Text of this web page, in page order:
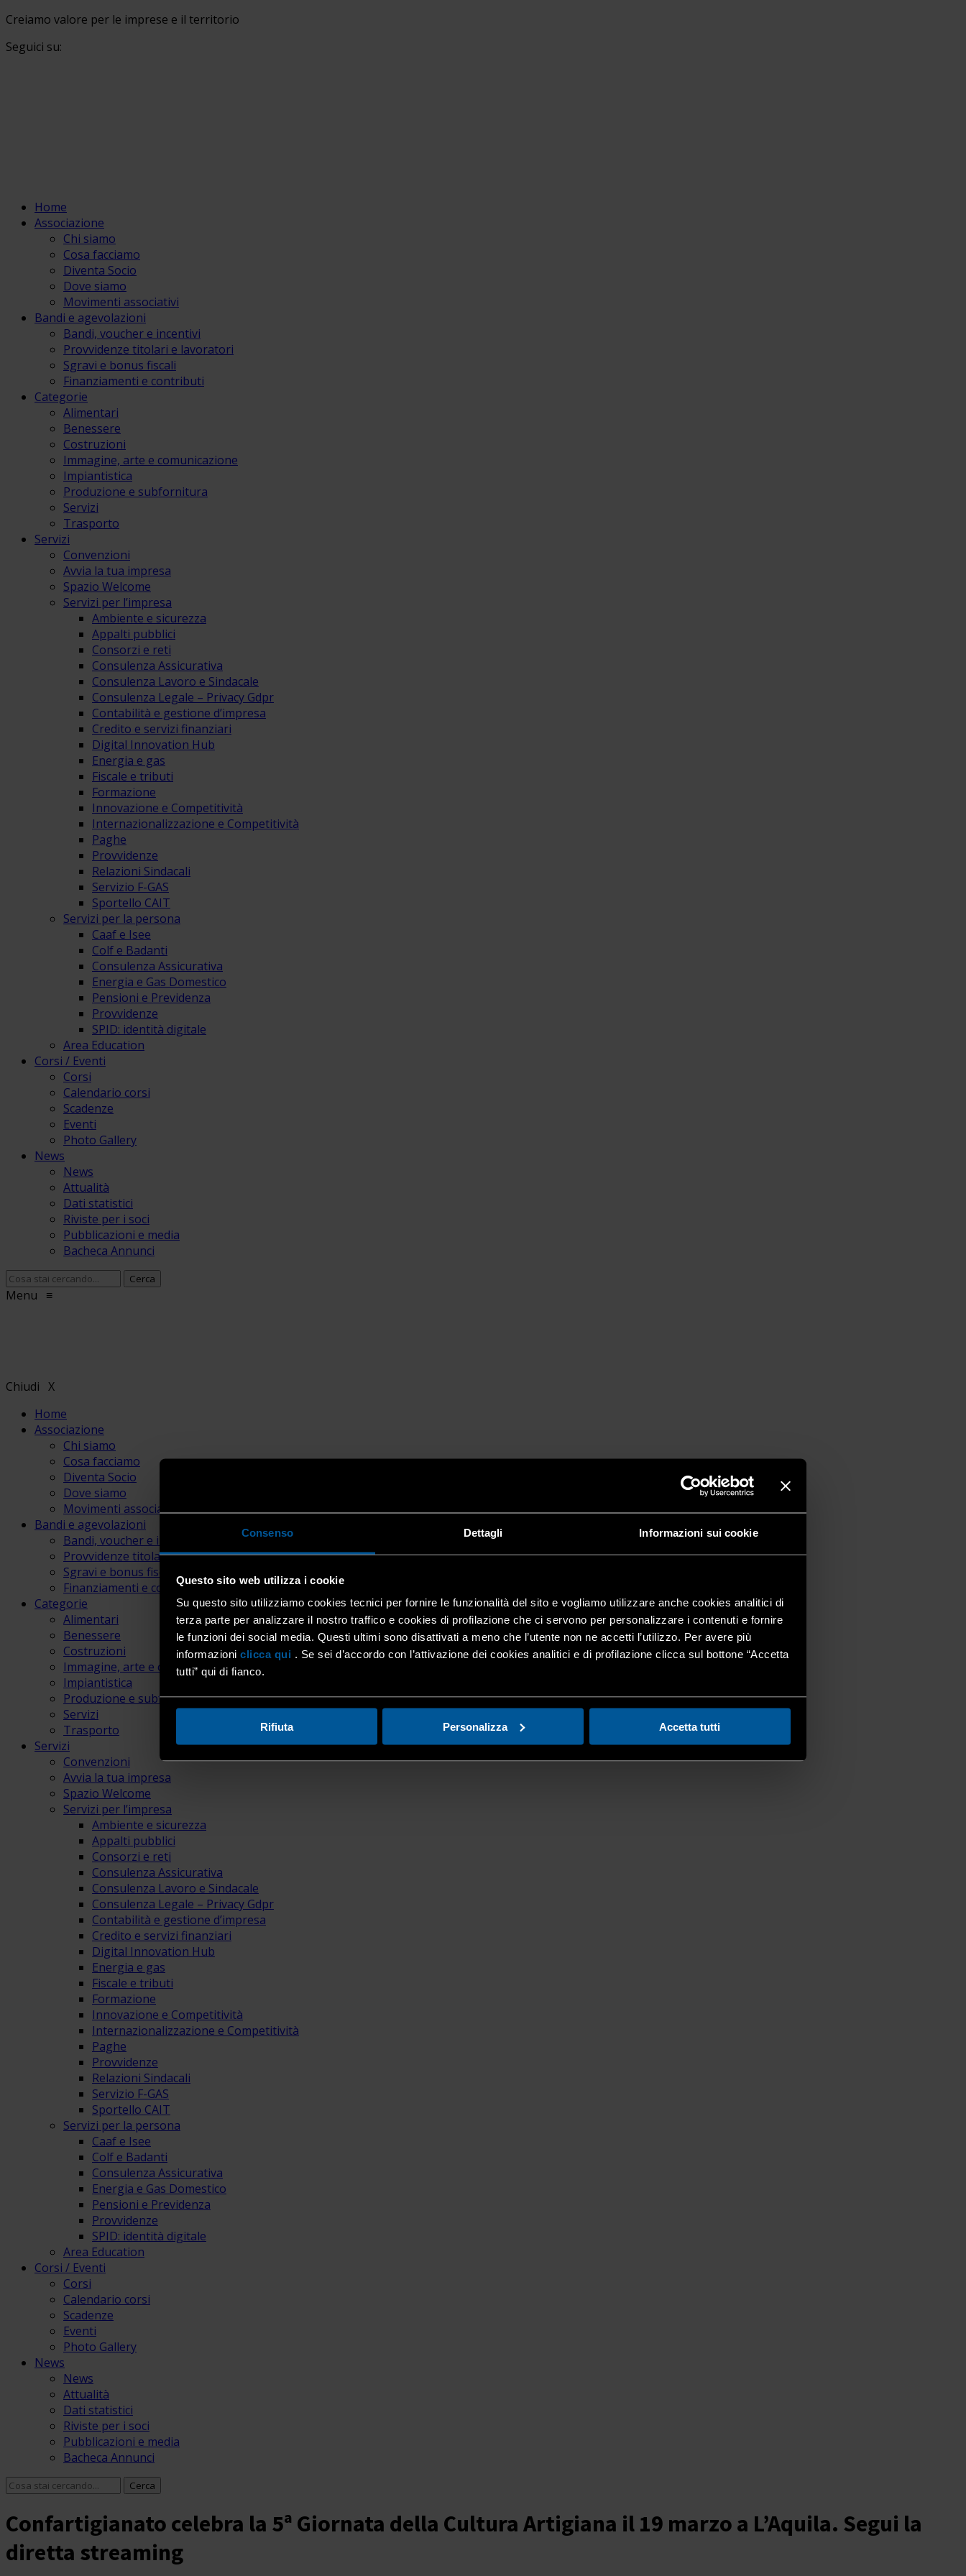
Consenso Dettagli Informazioni sui cookie
Questo sito web utilizza i cookie
Su questo sito utilizziamo cookies tecnici per fornire le funzionalità del sito e vogliamo utilizzare anche cookies analitici di
terza parte per analizzare il nostro traffico e cookies di profilazione che ci servono per personalizzare i contenuti e fornire
le funzioni dei social media. Questi ultimi sono disattivati a meno che l’utente non ne accetti l’utilizzo. Per avere più
informazioni clicca qui . Se sei d’accordo con l’attivazione dei cookies analitici e di profilazione clicca sul bottone “Accetta
tutti” qui di fianco.
Rifiuta Personalizza Accetta tutti
Creiamo valore per le imprese e il territorio
Seguici su:
Home
Associazione
Chi siamo
Cosa facciamo
Diventa Socio
Dove siamo
Movimenti associativi
Bandi e agevolazioni
Bandi, voucher e incentivi
Provvidenze titolari e lavoratori
Sgravi e bonus fiscali
Finanziamenti e contributi
Categorie
Alimentari
Benessere
Costruzioni
Immagine, arte e comunicazione
Impiantistica
Produzione e subfornitura
Servizi
Trasporto
Servizi
Convenzioni
Avvia la tua impresa
Spazio Welcome
Servizi per l’impresa
Ambiente e sicurezza
Appalti pubblici
Consorzi e reti
Consulenza Assicurativa
Consulenza Lavoro e Sindacale
Consulenza Legale – Privacy Gdpr
Contabilità e gestione d’impresa
Credito e servizi finanziari
Digital Innovation Hub
Energia e gas
Fiscale e tributi
Formazione
Innovazione e Competitività
Internazionalizzazione e Competitività
Paghe
Provvidenze
Relazioni Sindacali
Servizio F-GAS
Sportello CAIT
Servizi per la persona
Caaf e Isee
Colf e Badanti
Consulenza Assicurativa
Energia e Gas Domestico
Pensioni e Previdenza
Provvidenze
SPID: identità digitale
Area Education
Corsi / Eventi
Corsi
Calendario corsi
Scadenze
Eventi
Photo Gallery
News
News
Attualità
Dati statistici
Riviste per i soci
Pubblicazioni e media
Bacheca Annunci
Menu ≡
Chiudi X
Home
Associazione
Chi siamo
Cosa facciamo
Diventa Socio
Dove siamo
Movimenti associativi
Bandi e agevolazioni
Bandi, voucher e incentivi
Provvidenze titolari e lavoratori
Sgravi e bonus fiscali
Finanziamenti e contributi
Categorie
Alimentari
Benessere
Costruzioni
Immagine, arte e comunicazione
Impiantistica
Produzione e subfornitura
Servizi
Trasporto
Servizi
Convenzioni
Avvia la tua impresa
Spazio Welcome
Servizi per l’impresa
Ambiente e sicurezza
Appalti pubblici
Consorzi e reti
Consulenza Assicurativa
Consulenza Lavoro e Sindacale
Consulenza Legale – Privacy Gdpr
Contabilità e gestione d’impresa
Credito e servizi finanziari
Digital Innovation Hub
Energia e gas
Fiscale e tributi
Formazione
Innovazione e Competitività
Internazionalizzazione e Competitività
Paghe
Provvidenze
Relazioni Sindacali
Servizio F-GAS
Sportello CAIT
Servizi per la persona
Caaf e Isee
Colf e Badanti
Consulenza Assicurativa
Energia e Gas Domestico
Pensioni e Previdenza
Provvidenze
SPID: identità digitale
Area Education
Corsi / Eventi
Corsi
Calendario corsi
Scadenze
Eventi
Photo Gallery
News
News
Attualità
Dati statistici
Riviste per i soci
Pubblicazioni e media
Bacheca Annunci
Confartigianato celebra la 5ª Giornata della Cultura Artigiana il 19 marzo a L’Aquila. Segui la
diretta streaming